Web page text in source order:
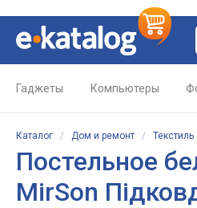
Гаджеты Компьютеры
Каталог / Дом и ремонт / Текстиль
Постельное
MirSon